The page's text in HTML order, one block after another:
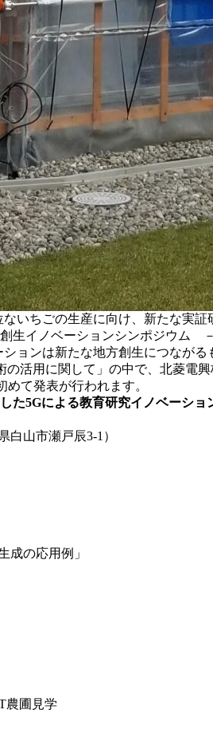
いちごの生産に向け、新たな実
生イノベーションシンポジウム
ョンは新たな地方創生につながる
活用に関して」の中で、北菱電
めて発表が行われます。
した5Gによる教育研究イノベーショ
山市瀬戸辰3-1）
成の応用例」
農圃見学